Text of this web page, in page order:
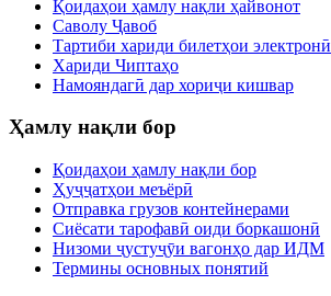
Қоидаҳои ҳамлу нақли ҳайвонот
Саволу Ҷавоб
Тартиби хариди билетҳои электронӣ
Хариди Чиптаҳо
Намояндагӣ дар хориҷи кишвар
Ҳамлу нақли бор
Қоидаҳои ҳамлу нақли бор
Ҳуҷҷатҳои меъёрӣ
Отправка грузов контейнерами
Сиёсати тарофавӣ оиди боркашонӣ
Низоми ҷустуҷӯи вагонҳо дар ИДМ
Термины основных понятий